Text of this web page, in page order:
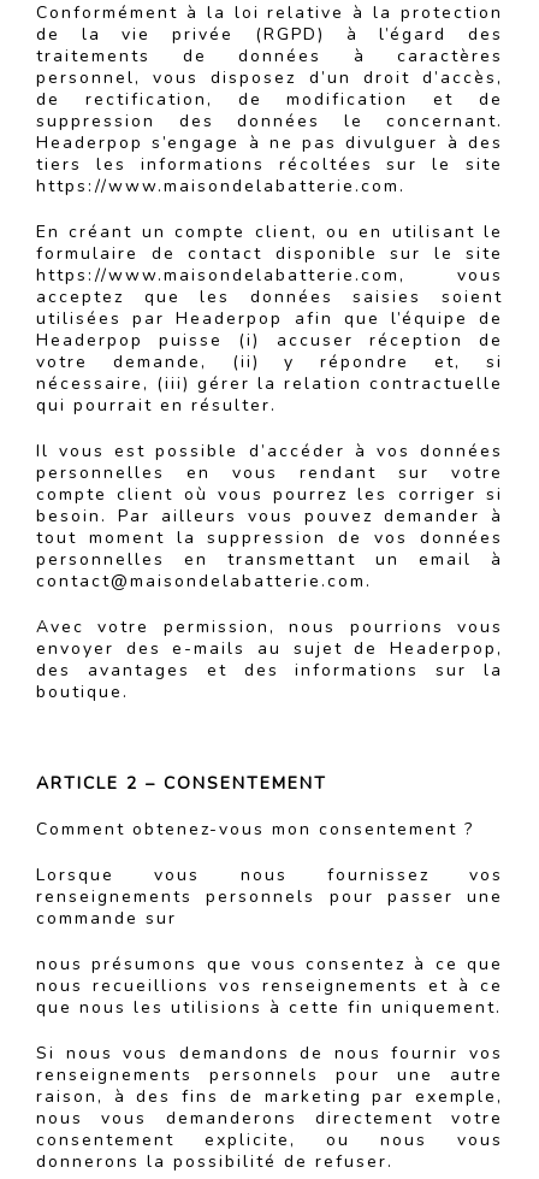
Conformément à la loi relative à la protection
de la vie privée (RGPD) à l’égard des
traitements de données à caractères
personnel, vous disposez d’un droit d’accès,
de rectification, de modification et de
suppression des données le concernant.
Headerpop s’engage à ne pas divulguer à des
tiers les informations récoltées sur le site
https://www.maisondelabatterie.com.
En créant un compte client, ou en utilisant le
formulaire de contact disponible sur le site
https://www.maisondelabatterie.com, vous
acceptez que les données saisies soient
utilisées par Headerpop afin que l’équipe de
Headerpop puisse (i) accuser réception de
votre demande, (ii) y répondre et, si
nécessaire, (iii) gérer la relation contractuelle
qui pourrait en résulter.
Il vous est possible d’accéder à vos données
personnelles en vous rendant sur votre
compte client où vous pourrez les corriger si
besoin. Par ailleurs vous pouvez demander à
tout moment la suppression de vos données
personnelles en transmettant un email à
contact@maisondelabatterie.com.
Avec votre permission, nous pourrions vous
envoyer des e-mails au sujet de Headerpop,
des avantages et des informations sur la
boutique.
ARTICLE 2 – CONSENTEMENT
Comment obtenez-vous mon consentement ?
Lorsque vous nous fournissez vos
renseignements personnels pour passer une
commande sur
nous présumons que vous consentez à ce que
nous recueillions vos renseignements et à ce
que nous les utilisions à cette fin uniquement.
Si nous vous demandons de nous fournir vos
renseignements personnels pour une autre
raison, à des fins de marketing par exemple,
nous vous demanderons directement votre
consentement explicite, ou nous vous
donnerons la possibilité de refuser.